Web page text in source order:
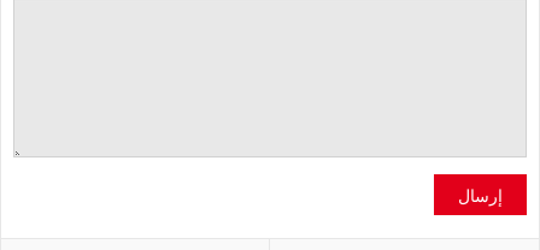
إرسال